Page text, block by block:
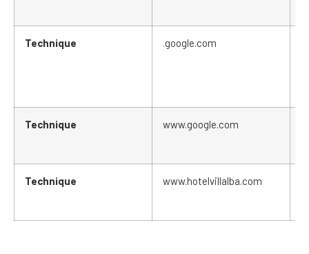
Technique .google.com
Technique www.google.com
Technique www.hotelvillalba.com